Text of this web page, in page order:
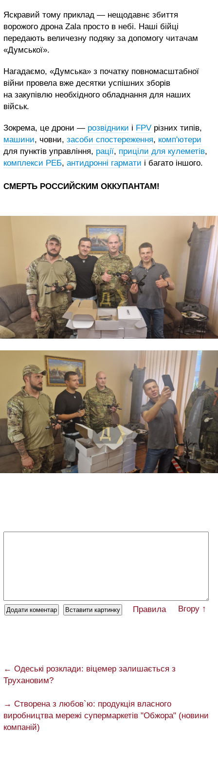
Яскравий тому приклад — нещодавнє збиття
ворожого дрона Zala просто в небі. Наші бійці
передають величезну подяку за допомогу читачам
«Думської».
Нагадаємо, «Думська» з початку повномасштабної
війни провела вже десятки успішних зборів
на закупівлю необхідного обладнання для наших
військ.
Зокрема, це дрони — розвідники і FPV різних типів,
машини, човни, засоби спостереження, комп'ютери
для пунктів управління, рації, приціли для кулеметів,
комплекси РЕБ, антидронні гармати і багато іншого.
СМЕРТЬ РОССИЙСКИМ ОККУПАНТАМ!
Правила Вгору ↑
← Одеські розклади: віцемер залишається з
Трухановим?
→ Створена з любов`ю: продукція власного
виробництва мережі супермаркетів "Обжора" (новини
компаній)